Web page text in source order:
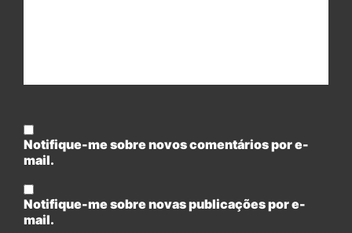
Notifique-me sobre novos comentários por e-
mail.
Notifique-me sobre novas publicações por e-
mail.